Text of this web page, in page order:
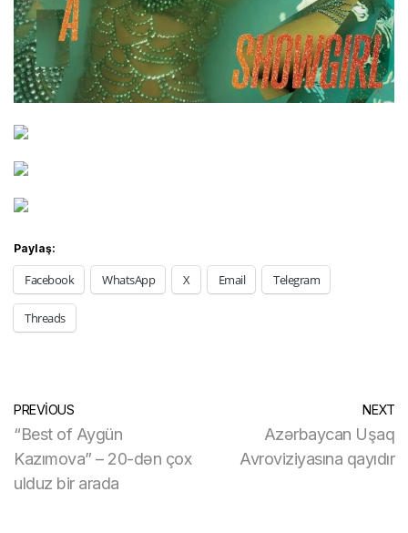
Paylaş:
Facebook WhatsApp X Email Telegram
Threads
PREVIOUS
“Best of Aygün
Kazımova” – 20-dən çox
ulduz bir arada
NEXT
Azərbaycan Uşaq
Avroviziyasına qayıdır